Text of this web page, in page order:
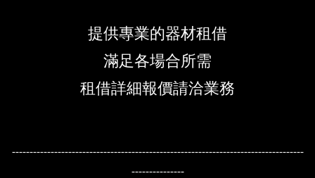
提供專業的器材租借
滿足各場合所需
租借詳細報價請洽業務
-----------------------------------------------------------------------------------
---------------